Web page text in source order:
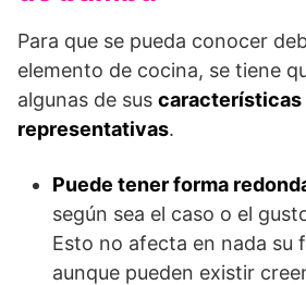
Para que se pueda conocer
elemento de cocina, se tiene
algunas de sus características
representativas.
Puede tener forma
según sea el caso o el
Esto no afecta en nada su
aunque pueden existir